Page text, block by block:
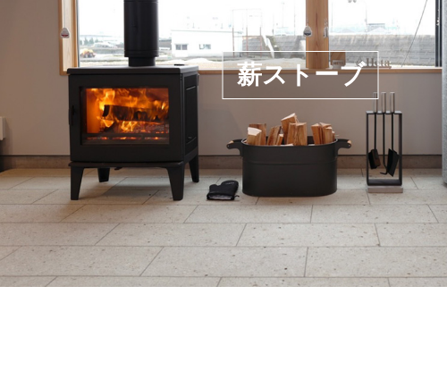
薪ストーブ